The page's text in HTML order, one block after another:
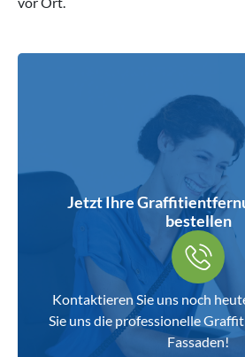
Jetzt Ihre
bestellen
Kontaktieren Sie uns noch
Sie uns die professionelle
Fassaden!